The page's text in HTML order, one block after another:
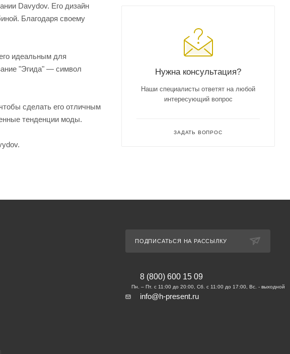
Davydov. Его дизайн
Благодаря своему
идеальным для
"Эгида" — символ
сделать его отличным
тенденции моды.
Нужна консультация?
Наши специалисты ответят на любой
интересующий вопрос
ЗАДАТЬ ВОПРОС
ПОДПИСАТЬСЯ НА РАССЫЛКУ
8 (800) 600 15 09
info@h-present.ru